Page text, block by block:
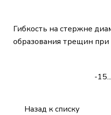
Гибкость на стержне
образования трещин при
-
Назад к списку